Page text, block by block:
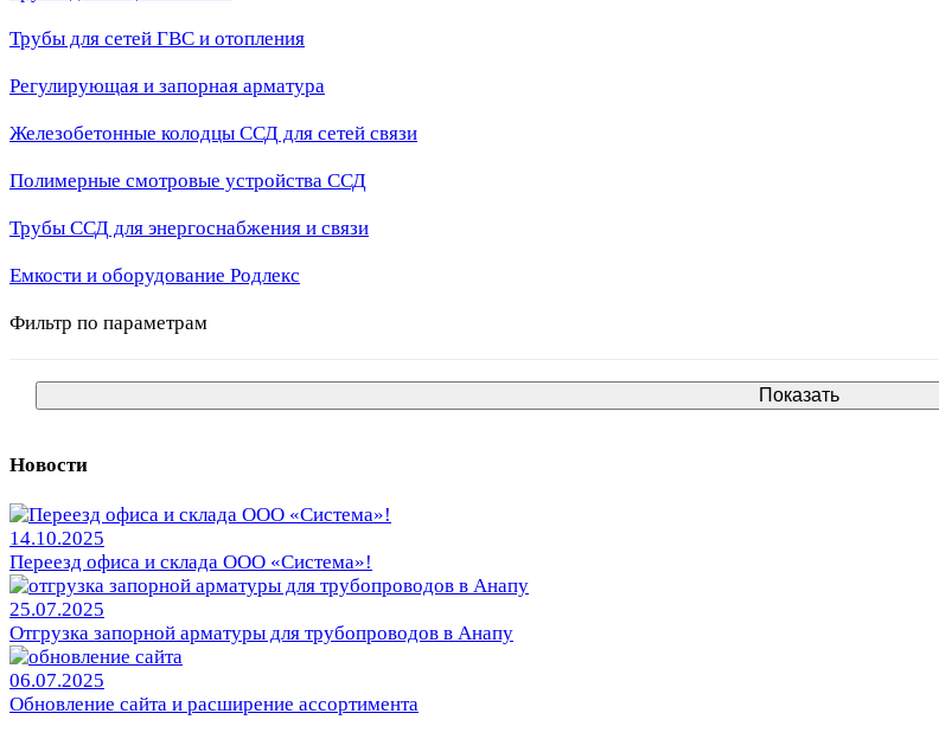
Трубы для сетей ГВС и отопления
Регулирующая и запорная арматура
Железобетонные колодцы ССД для сетей связи
Полимерные смотровые устройства ССД
Трубы ССД для энергоснабжения и связи
Емкости и оборудование Родлекс
Фильтр по параметрам
Показать
Новости
14.10.2025
Переезд офиса и склада ООО «Система»!
25.07.2025
Отгрузка запорной арматуры для трубопроводов в Анапу
06.07.2025
Обновление сайта и расширение ассортимента